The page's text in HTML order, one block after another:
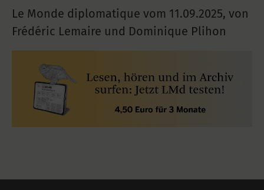
Le Monde diplomatique vom 11.09.2025, von
Frédéric Lemaire und Dominique Plihon